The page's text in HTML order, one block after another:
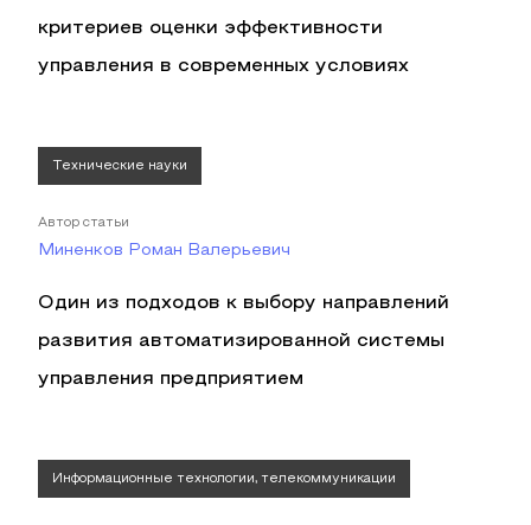
критериев оценки эффективности
управления в современных условиях
Технические науки
Автор статьи
Миненков Роман Валерьевич
Один из подходов к выбору направлений
развития автоматизированной системы
управления предприятием
Информационные технологии, телекоммуникации